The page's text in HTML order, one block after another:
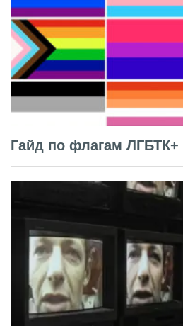
Гайд по флагам ЛГБТК+